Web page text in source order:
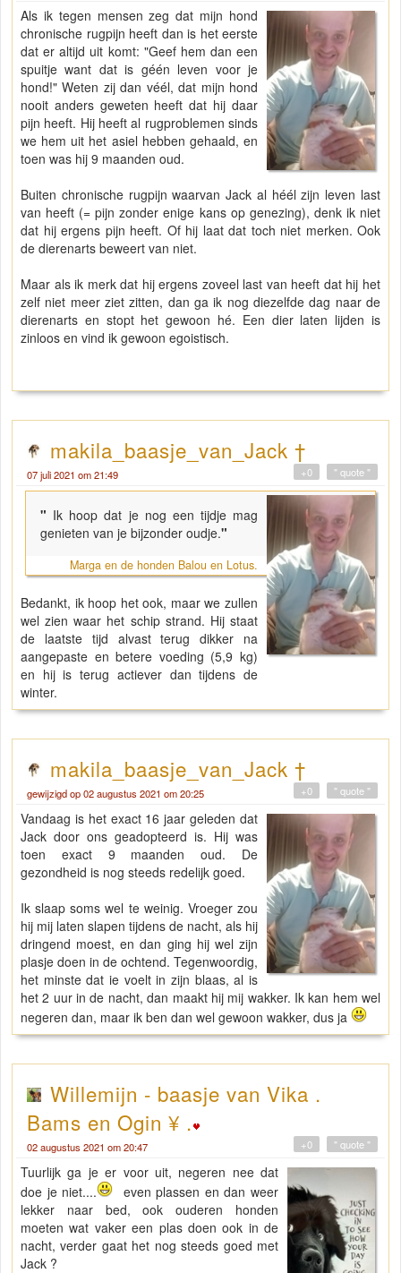
Als ik tegen mensen zeg dat mijn hond
chronische rugpijn heeft dan is het eerste
dat er altijd uit komt: "Geef hem dan een
spuitje want dat is géén leven voor je
hond!" Weten zij dan véél, dat mijn hond
nooit anders geweten heeft dat hij daar
pijn heeft. Hij heeft al rugproblemen sinds
we hem uit het asiel hebben gehaald, en
toen was hij 9 maanden oud.
Buiten chronische rugpijn waarvan Jack al héél zijn leven last
van heeft (= pijn zonder enige kans op genezing), denk ik niet
dat hij ergens pijn heeft. Of hij laat dat toch niet merken. Ook
de dierenarts beweert van niet.
Maar als ik merk dat hij ergens zoveel last van heeft dat hij het
zelf niet meer ziet zitten, dan ga ik nog diezelfde dag naar de
dierenarts en stopt het gewoon hé. Een dier laten lijden is
zinloos en vind ik gewoon egoistisch.
makila_baasje_van_Jack †
07 juli 2021 om 21:49 " quote "
+0
" Ik hoop dat je nog een tijdje mag
genieten van je bijzonder oudje."
Marga en de honden Balou en Lotus.
Bedankt, ik hoop het ook, maar we zullen
wel zien waar het schip strand. Hij staat
de laatste tijd alvast terug dikker na
aangepaste en betere voeding (5,9 kg)
en hij is terug actiever dan tijdens de
winter.
makila_baasje_van_Jack †
gewijzigd op 02 augustus 2021 om 20:25 " quote "
+0
Vandaag is het exact 16 jaar geleden dat
Jack door ons geadopteerd is. Hij was
toen exact 9 maanden oud. De
gezondheid is nog steeds redelijk goed.
Ik slaap soms wel te weinig. Vroeger zou
hij mij laten slapen tijdens de nacht, als hij
dringend moest, en dan ging hij wel zijn
plasje doen in de ochtend. Tegenwoordig,
het minste dat ie voelt in zijn blaas, al is
het 2 uur in de nacht, dan maakt hij mij wakker. Ik kan hem wel
negeren dan, maar ik ben dan wel gewoon wakker, dus ja
Willemijn - baasje van Vika .
Bams en Ogin ¥ .
02 augustus 2021 om 20:47 " quote "
+0
Tuurlijk ga je er voor uit, negeren nee dat
doe je niet....
even plassen en dan weer
lekker naar bed, ook ouderen honden
moeten wat vaker een plas doen ook in de
nacht, verder gaat het nog steeds goed met
Jack ?